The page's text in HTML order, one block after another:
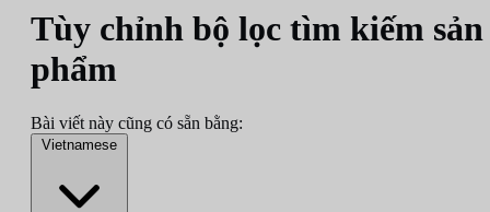
Tùy chỉnh bộ lọc tìm kiếm sản
phẩm
Bài viết này cũng có sẵn bằng:
Vietnamese